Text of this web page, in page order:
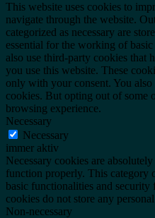
This website uses cookies to
navigate through the website.
categorized as necessary are
essential for the working of
also use third-party cookies that
you use this website. These
only with your consent. You
cookies. But opting out of some
browsing experience.
Necessary
Necessary
immer aktiv
Necessary cookies are
function properly. This category
basic functionalities and security
cookies do not store any
Non-necessary